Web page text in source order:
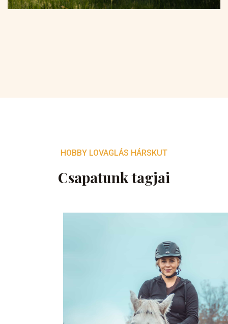
HOBBY LOVAGLÁS HÁRSKUT
Csapatunk tagjai